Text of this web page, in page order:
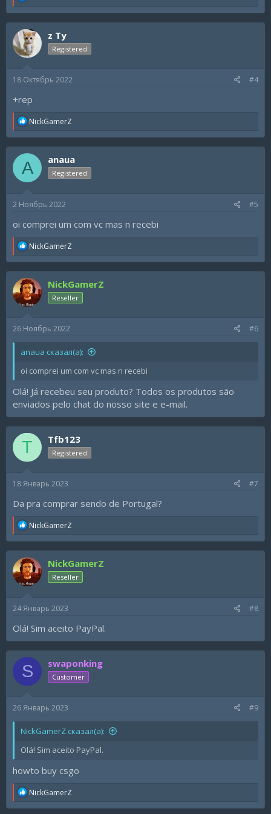
a
c
t
i
o
:
z Ty
Registered
18 Октябрь 2022 #4
+rep
R
a
c
i
:
NickGamerZ
A anaua
Registered
2 Ноябрь 2022 #5
oi comprei um com vc mas n recebi
R
a
c
t
i
o
:
NickGamerZ
NickGamerZ
Reseller
26 Ноябрь 2022 #6
anaua сказал(а):
oi comprei um com vc mas n recebi
Olá! Já recebeu seu produto? Todos os produtos são
enviados pelo chat do nosso site e e-mail.
T Tfb123
Registered
18 Январь 2023 #7
Da pra comprar sendo de Portugal?
R
a
c
t
i
o
:
NickGamerZ
NickGamerZ
Reseller
24 Январь 2023 #8
Olá! Sim aceito PayPal.
S swaponking
Customer
26 Январь 2023 #9
NickGamerZ сказал(а):
Olá! Sim aceito PayPal.
howto buy csgo
R
a
NickGamerZ